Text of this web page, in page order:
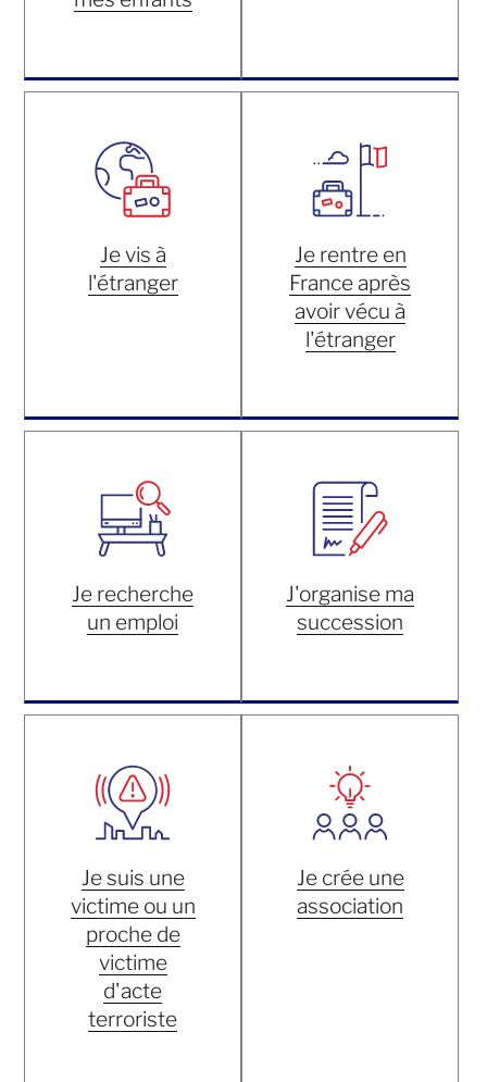
Je vis à
l'étranger
Je rentre en
France après
avoir vécu à
l'étranger
Je recherche
un emploi
J'organise ma
succession
Je suis une
victime ou un
proche de
victime
d'acte
terroriste
Je crée une
association